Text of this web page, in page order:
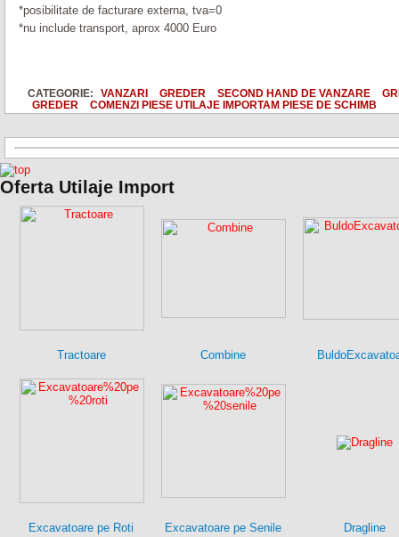
*posibilitate de facturare externa, tva=0
*nu include transport, aprox 4000 Euro
CATEGORIE: VANZARI GREDER SECOND HAND DE VANZARE
GREDER
COMENZI PIESE UTILAJE IMPORTAM PIESE DE SCHIMB
Oferta Utilaje Import
Tractoare Combine
Excavatoare pe Roti Excavatoare pe Senile Dragline